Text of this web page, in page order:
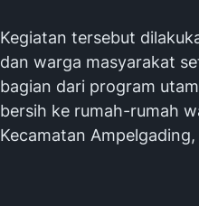
Kegiatan tersebut
dan warga masyarakat
bagian dari program
bersih ke rumah-rumah
Kecamatan